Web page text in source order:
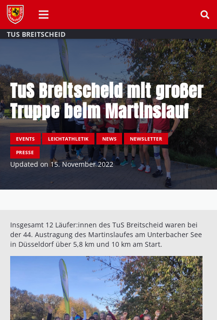
TUS BREITSCHEID
TuS Breitscheid mit großer
Truppe beim Martinslauf
EVENTS LEICHTATHLETIK NEWS NEWSLETTER
PRESSE
Updated on 15. November 2022
Insgesamt 12 Läufer:innen des TuS Breitscheid waren bei
der 44. Austragung des Martinslaufes am Unterbacher See
in Düsseldorf über 5,8 km und 10 km am Start.